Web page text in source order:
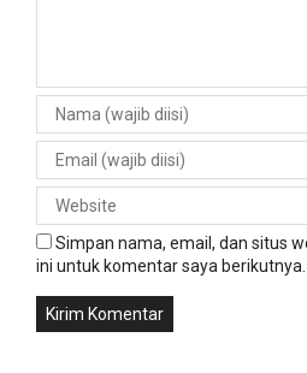
Simpan nama, email, dan situs
ini untuk komentar saya berikutnya.